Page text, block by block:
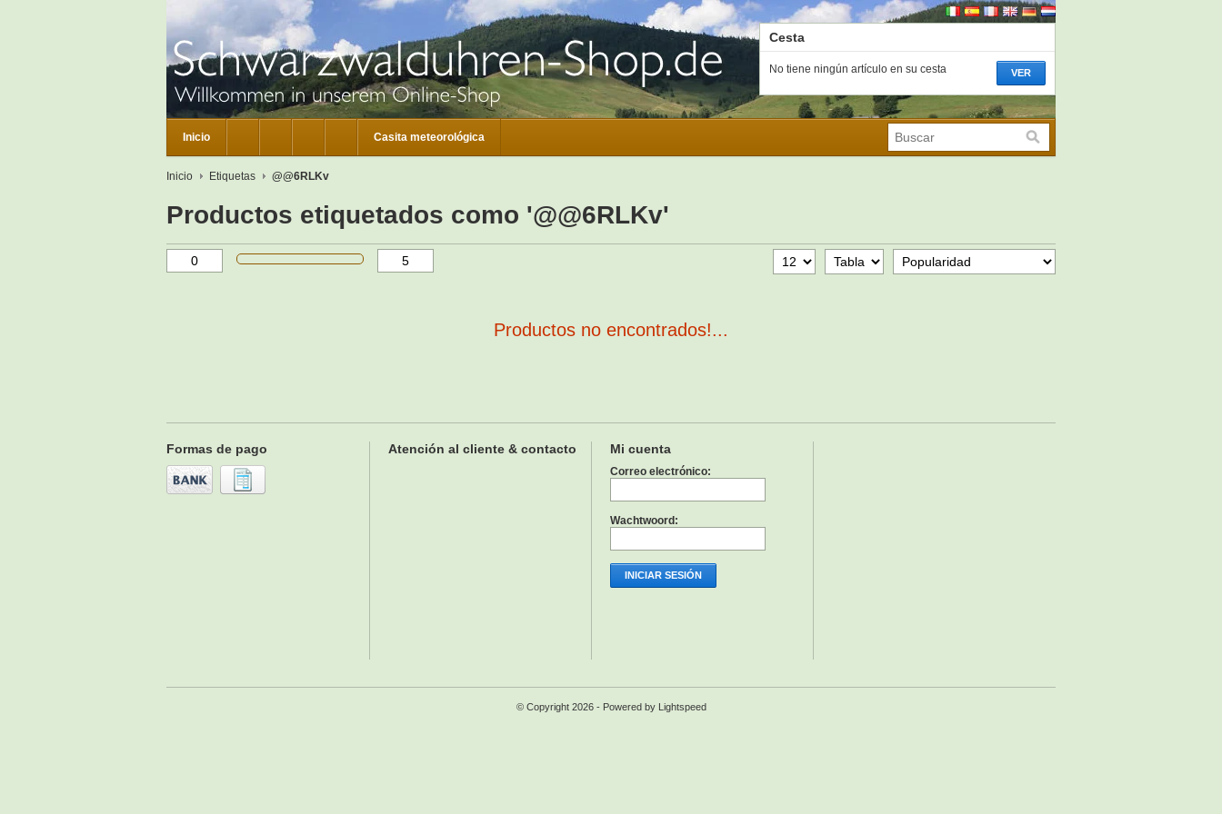
Cesta
VER
No tiene ningún artículo en su cesta
Inicio Casita meteorológica
Inicio Etiquetas @@6RLKv
Productos etiquetados como '@@6RLKv'
Productos no encontrados!...
Formas de pago Atención al cliente & contacto Mi cuenta
Correo electrónico:
Wachtwoord:
INICIAR SESIÓN
© Copyright 2026 - Powered by Lightspeed